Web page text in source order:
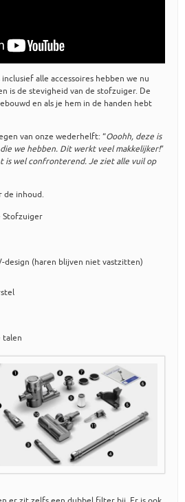
alle accessoires hebben we nu
is de stevigheid van de stofzuiger. De
en als je hem in de handen hebt
van onze wederhelft: “Ooohh, deze is
we hebben. Dit werkt veel makkelijker!”
is wel confronterend. Je ziet alle vuil op
de inhoud.
Stofzuiger
design (haren blijven niet vastzitten)
talen